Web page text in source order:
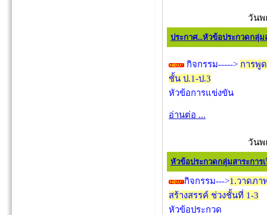
วันพ
ประกาศ...หัวข้อประกวดกลุ่ม
กิจกรรม-----> การพู
ชั้น ป.1-ป.3
หัวข้อการแข่งขัน
อ่านต่อ ...
วันพ
หัวข้อประกวดกลุ่มสาระการ
กิจกรรม--->1.วาดภา
สร้างสรรค์ ช่วงชั้นที่ 1-3
หัวข้อประกวด